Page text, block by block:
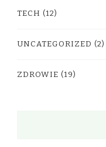
TECH (12)
UNCATEGORIZED (2)
ZDROWIE (19)